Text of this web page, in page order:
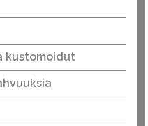
kustomoidut